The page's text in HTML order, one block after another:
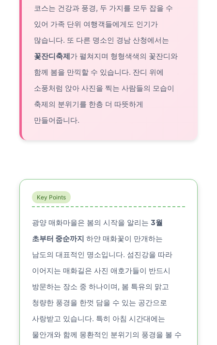
코스는 건강과 풍경, 두 가지를 모두 잡을 수
있어 가족 단위 여행객들에게도 인기가
많습니다. 또 다른 명소인 경남 산청에서는
꽃잔디축제가 펼쳐지며 형형색색의 꽃잔디와
함께 봄을 만끽할 수 있습니다. 잔디 위에
소풍처럼 앉아 사진을 찍는 사람들의 모습이
축제의 분위기를 한층 더 따뜻하게
만들어줍니다.
Key Points
광양 매화마을은 봄의 시작을 알리는 3월
초부터 중순까지 하얀 매화꽃이 만개하는
남도의 대표적인 명소입니다. 섬진강을 따라
이어지는 매화길은 사진 애호가들이 반드시
방문하는 장소 중 하나이며, 봄 특유의 맑고
청량한 풍경을 한껏 담을 수 있는 공간으로
사랑받고 있습니다. 특히 아침 시간대에는
물안개와 함께 몽환적인 분위기의 풍경을 볼 수